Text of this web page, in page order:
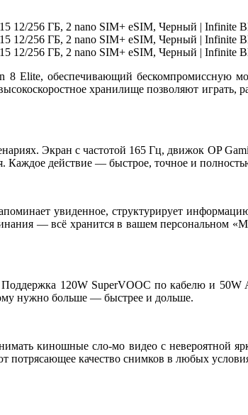
8 Elite, обеспечивающий бескомпромиссную
хранилище позволяют играть,
Экран с частотой 165 Гц, движок OP
Каждое действие — быст­рое, точное и
увиденное, структурирует
— всё хранится в вашем персональном
120W SuperVOOC по кабелю и 50W
нужно больше — быстрее и дольше.
киношные сло-мо видео с невероятной
потрясающее качество снимков в любых